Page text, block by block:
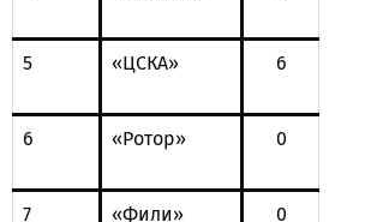
5 «ЦСКА» 6
6 «Ротор» 0
7 «Фили» 0